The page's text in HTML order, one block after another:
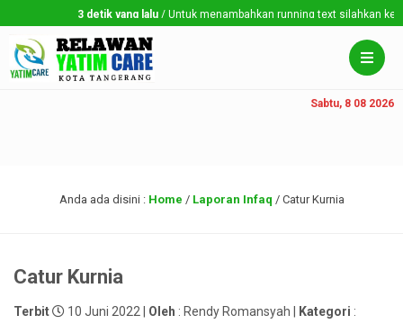
3 detik yang lalu / Untuk menambahkan running text silahkan ke
Sabtu, 8 08 2026
Anda ada disini : Home / Laporan Infaq / Catur Kurnia
Catur Kurnia
Terbit 10 Juni 2022 | Oleh : Rendy Romansyah | Kategori :